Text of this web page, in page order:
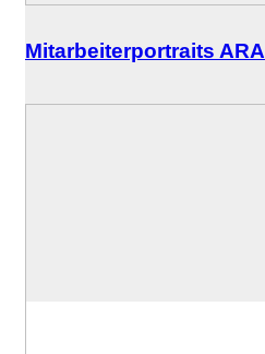
Mitarbeiterportraits ARA